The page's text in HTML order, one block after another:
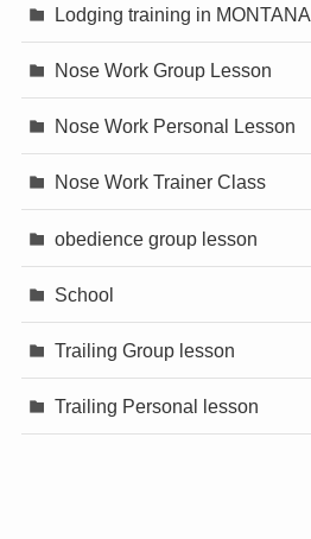
Lodging training in MONTANA
Nose Work Group Lesson
Nose Work Personal Lesson
Nose Work Trainer Class
obedience group lesson
School
Trailing Group lesson
Trailing Personal lesson